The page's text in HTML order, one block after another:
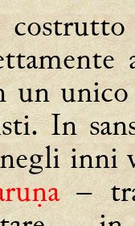
un
In
inni
– tra